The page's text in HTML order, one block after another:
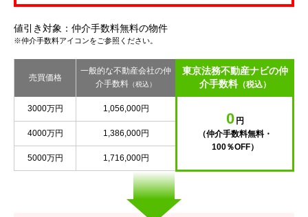
値引き対象：仲介手数料無料の物件
※仲介手数料アイコンをご参照ください。
売買価格
一般的な不動産会社の仲
介手数料 （税込）
東京法務不動産ナビの仲
介手数料（税込）
3000万円 1,056,000円
0 円
（仲介手数料無料・
100％OFF）
4000万円 1,386,000円
5000万円 1,716,000円